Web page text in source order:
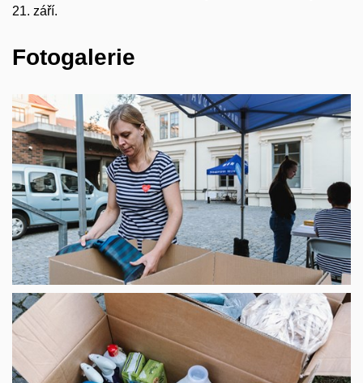
21. září.
Fotogalerie